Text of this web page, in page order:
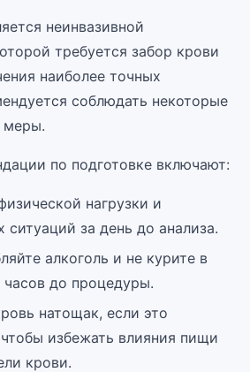
неинвазивной
требуется забор крови
наиболее точных
соблюдать некоторые
меры.
по подготовке включают:
нагрузки и
ситуаций за день до анализа.
алкоголь и не курите в
часов до процедуры.
натощак, если это
избежать влияния пищи
крови.